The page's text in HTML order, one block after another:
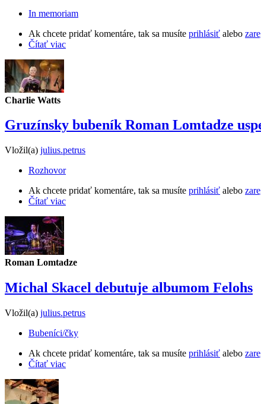
In memoriam
Ak chcete pridať komentáre, tak sa musíte prihlásiť alebo
Čítať viac
Charlie Watts
Gruzínsky bubeník Roman Lomtadze
Vložil(a) julius.petrus
Rozhovor
Ak chcete pridať komentáre, tak sa musíte prihlásiť alebo
Čítať viac
Roman Lomtadze
Michal Skacel debutuje albumom Felohs
Vložil(a) julius.petrus
Bubeníci/čky
Ak chcete pridať komentáre, tak sa musíte prihlásiť alebo
Čítať viac